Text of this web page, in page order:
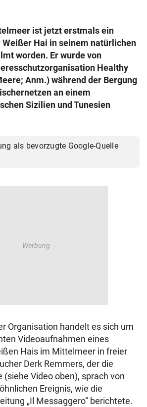
ist jetzt erstmals ein
Weißer Hai in seinem natürlichen
worden. Er wurde von
Healthy
Anm.) während der Bergung
an einem
Sizilien und Tunesien
als bevorzugte Google-Quelle
Organisation handelt es sich um
Videoaufnahmen eines
Hais im Mittelmeer in freier
Derk Remmers, der die
(siehe Video oben), sprach von
Ereignis, wie die
„Il Messaggero“ berichtete.